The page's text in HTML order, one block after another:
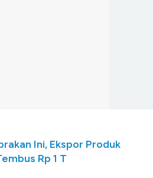
Ini, Ekspor Produk
Rp 1 T